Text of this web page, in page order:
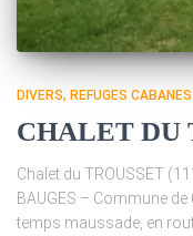
DIVERS REFUGES CABANES
CHALET DU
Chalet du TROUSSET
BAUGES – Commune
temps maussade, en